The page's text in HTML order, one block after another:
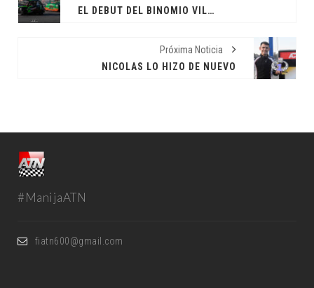
EL DEBUT DEL BINOMIO VILLARRUEL GIMÉNEZ
Próxima Noticia
NICOLAS LO HIZO DE NUEVO
#ManijaATN
fiatn600@gmail.com